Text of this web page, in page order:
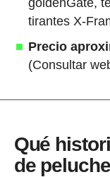
tirantes X-
Precio
(Consultar
Qué
de